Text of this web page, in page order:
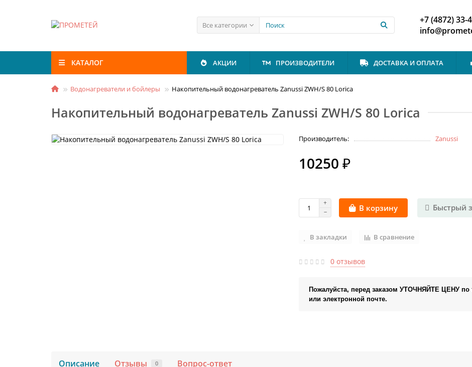
Все категории
+7 (4872) 33-
КАТАЛОГ АКЦИИ ПРОИЗВОДИТЕЛИ ДОСТАВКА И ОПЛАТА
Водонагреватели и бойлеры Накопительный водонагреватель Zanussi ZWH/S 80 Lorica
Накопительный водонагреватель Zanussi ZWH/S 80 Lorica
Производитель: Zanussi
10250 ₽
В корзину Быстрый
В закладки В сравнение
0 отзывов
Пожалуйста, перед заказом УТОЧНЯЙТЕ ЦЕНУ по
или электронной почте.
Описание Отзывы 0 Вопрос-ответ